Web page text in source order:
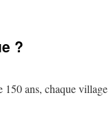
?
150 ans, chaque village